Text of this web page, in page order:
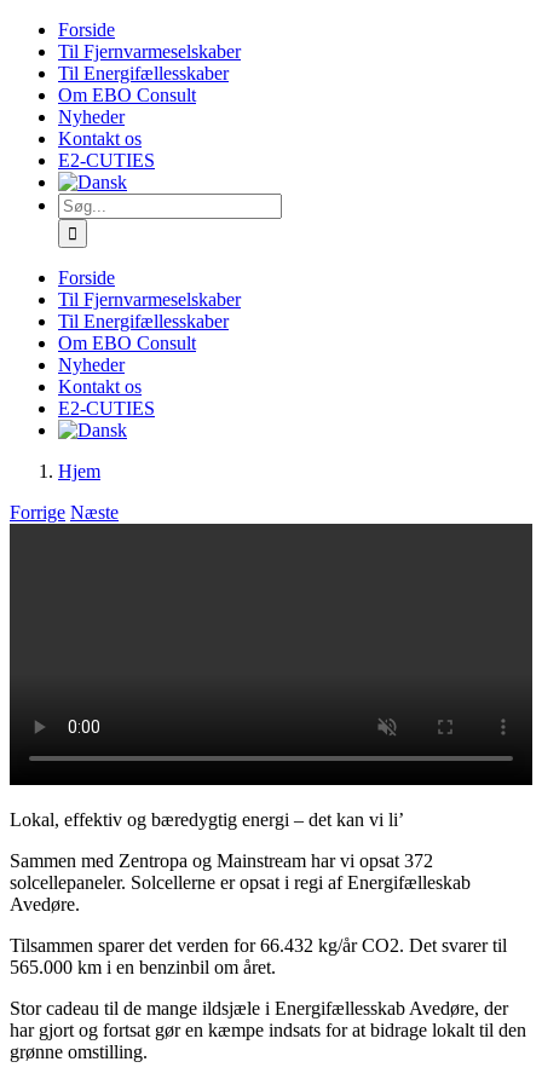
Skip
content
Forside
Til Fjernvarmeselskaber
Til Energifællesskaber
Om EBO Consult
Nyheder
Kontakt os
E2-CUTIES
Søg
efter:
Forside
Til Fjernvarmeselskaber
Til Energifællesskaber
Om EBO Consult
Nyheder
Kontakt os
E2-CUTIES
Hjem
Forrige Næste
Lokal, effektiv og bæredygtig energi – det kan vi li’
Sammen med Zentropa og Mainstream har vi opsat 372
solcellepaneler. Solcellerne er opsat i regi af Energifælleskab
Avedøre.
Tilsammen sparer det verden for 66.432 kg/år CO2. Det svarer til
565.000 km i en benzinbil om året.
Stor cadeau til de mange ildsjæle i Energifællesskab Avedøre, der
har gjort og fortsat gør en kæmpe indsats for at bidrage lokalt til den
grønne omstilling.